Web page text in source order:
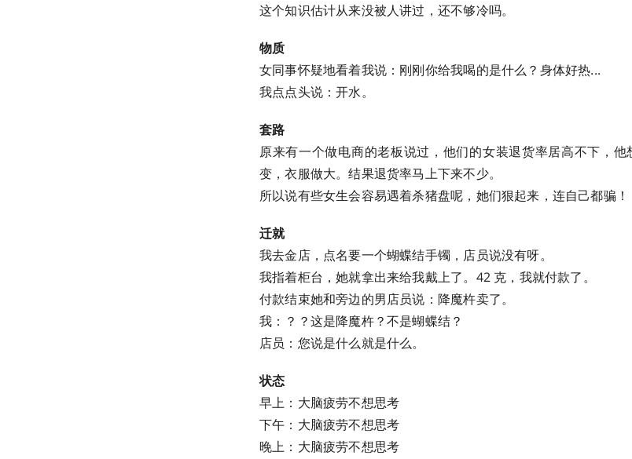
这个知识估计从来没被人讲过，还不够冷吗。
物质
女同事怀疑地看着我说：刚刚你给我喝的是什么？身体好热...
我点点头说：开水。
套路
原来有一个做电商的老板说过，他们的女装退货率居高不下，
变，衣服做大。结果退货率马上下来不少。
所以说有些女生会容易遇着杀猪盘呢，她们狠起来，连自己都骗！
迁就
我去金店，点名要一个蝴蝶结手镯，店员说没有呀。
我指着柜台，她就拿出来给我戴上了。42 克，我就付款了。
付款结束她和旁边的男店员说：降魔杵卖了。
我：？？这是降魔杵？不是蝴蝶结？
店员：您说是什么就是什么。
状态
早上：大脑疲劳不想思考
下午：大脑疲劳不想思考
晚上：大脑疲劳不想思考